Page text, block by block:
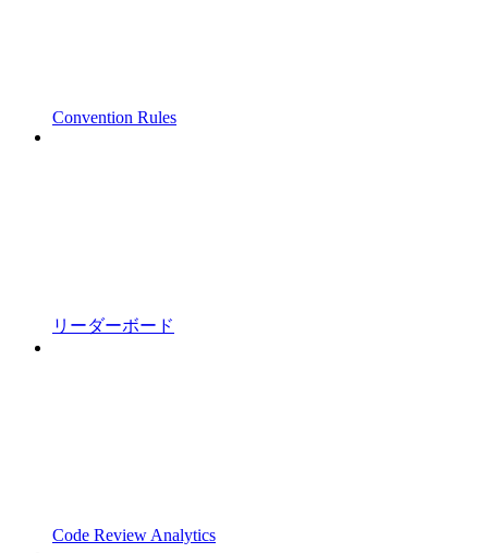
Convention Rules
リーダーボード
Code Review Analytics